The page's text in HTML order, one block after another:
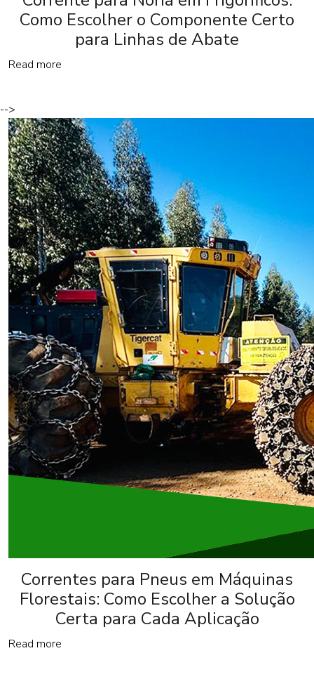
Como Escolher o Componente Certo
para Linhas de Abate
Read more
-->
Correntes para Pneus em Máquinas
Florestais: Como Escolher a Solução
Certa para Cada Aplicação
Read more